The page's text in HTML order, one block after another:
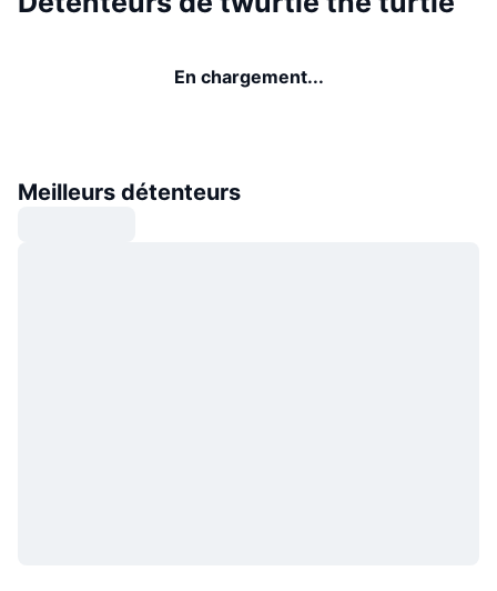
En chargement...
Meilleurs détenteurs